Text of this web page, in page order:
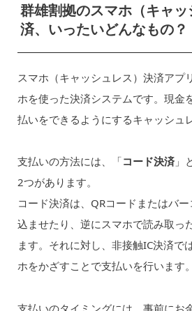
群雄割拠のスマホ（キャ
済、いったいどんなもの？
スマホ（キャッシュレス）決済アプ
ホを使った決済システムです。現金
払いをできるようにするキャッシュ
支払いの方法には、「コード決済」
2つがあります。
コード決済は、QRコードまたはバ
込ませたり、逆にスマホで読み取っ
ます。それに対し、非接触IC決済で
ホをかざすことで支払いを行います。
支払いのタイミングには、事前にお